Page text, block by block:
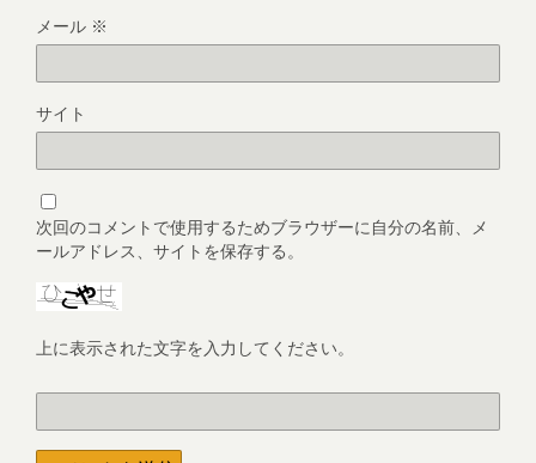
メール ※
サイト
次回のコメントで使用するためブラウザーに自分の名前、メ
ールアドレス、サイトを保存する。
上に表示された文字を入力してください。